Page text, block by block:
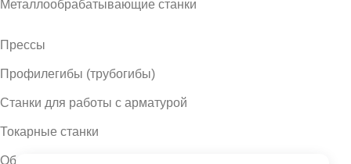
Металлообрабатывающие станки
Прессы
Профилегибы (трубогибы)
Станки для работы с арматурой
Токарные станки
Оборудование для работы с металлом